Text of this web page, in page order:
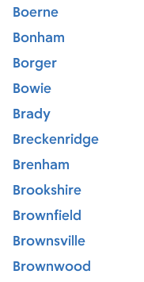
Boerne
Bonham
Borger
Bowie
Brady
Breckenridge
Brenham
Brookshire
Brownfield
Brownsville
Brownwood